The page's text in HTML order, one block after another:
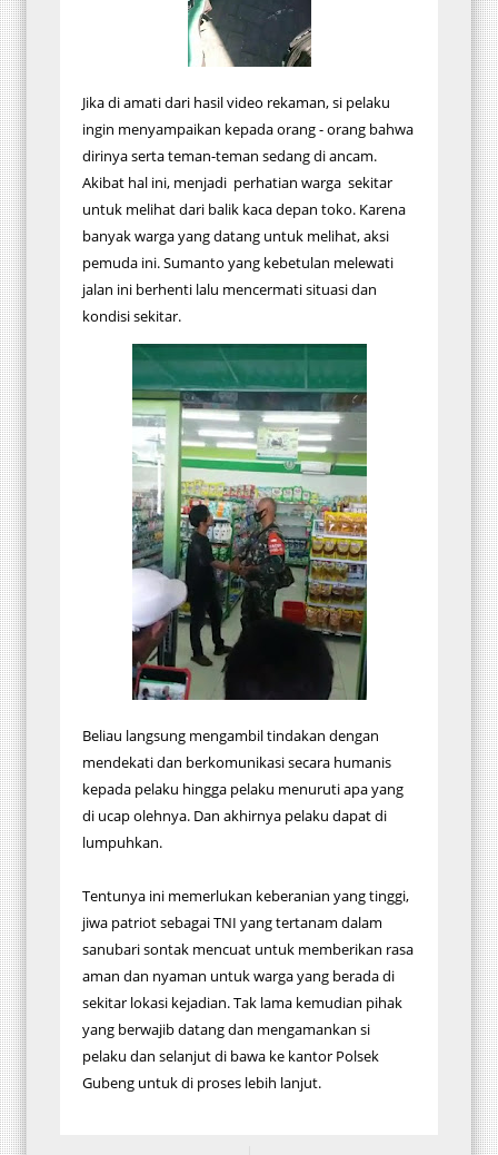
Jika di amati dari hasil video rekaman, si pelaku
ingin menyampaikan kepada orang - orang bahwa
dirinya serta teman-teman sedang di ancam.
Akibat hal ini, menjadi perhatian warga sekitar
untuk melihat dari balik kaca depan toko. Karena
banyak warga yang datang untuk melihat, aksi
pemuda ini. Sumanto yang kebetulan melewati
jalan ini berhenti lalu mencermati situasi dan
kondisi sekitar.
Beliau langsung mengambil tindakan dengan
mendekati dan berkomunikasi secara humanis
kepada pelaku hingga pelaku menuruti apa yang
di ucap olehnya. Dan akhirnya pelaku dapat di
lumpuhkan.
Tentunya ini memerlukan keberanian yang tinggi,
jiwa patriot sebagai TNI yang tertanam dalam
sanubari sontak mencuat untuk memberikan rasa
aman dan nyaman untuk warga yang berada di
sekitar lokasi kejadian. Tak lama kemudian pihak
yang berwajib datang dan mengamankan si
pelaku dan selanjut di bawa ke kantor Polsek
Gubeng untuk di proses lebih lanjut.